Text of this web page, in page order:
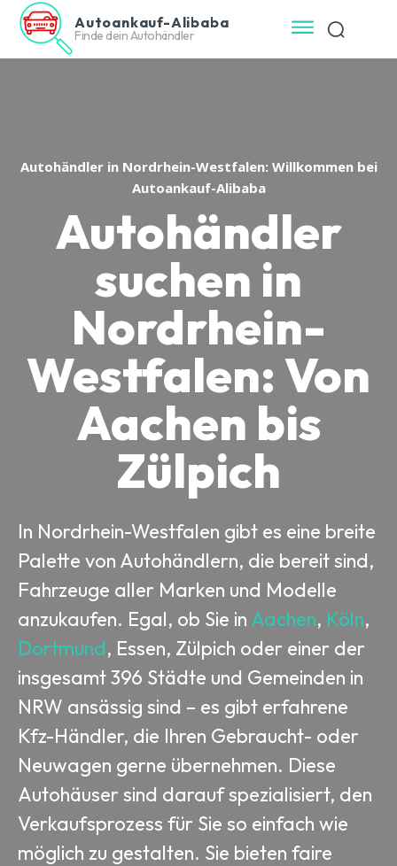
Autoankauf-Alibaba
Finde dein Autohändler
Autohändler in Nordrhein-Westfalen: Willkommen bei
Autoankauf-Alibaba
Autohändler
suchen in
Nordrhein-
Westfalen: Von
Aachen bis
Zülpich
In Nordrhein-Westfalen gibt es eine breite
Palette von Autohändlern, die bereit sind,
Fahrzeuge aller Marken und Modelle
anzukaufen. Egal, ob Sie in Aachen, Köln,
Dortmund, Essen, Zülpich oder einer der
insgesamt 396 Städte und Gemeinden in
NRW ansässig sind – es gibt erfahrene
Kfz-Händler, die Ihren Gebraucht- oder
Neuwagen gerne übernehmen. Diese
Autohäuser sind darauf spezialisiert, den
Verkaufsprozess für Sie so einfach wie
möglich zu gestalten. Sie bieten faire